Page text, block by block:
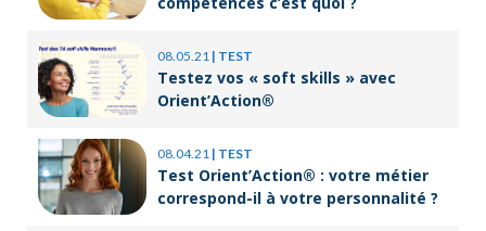
08.05.21 | TEST
Testez vos « soft skills » avec
Orient’Action®
08.04.21 | TEST
Test Orient’Action® : votre métier
correspond-il à votre personnalité ?